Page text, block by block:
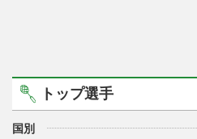
トップ選手
国別